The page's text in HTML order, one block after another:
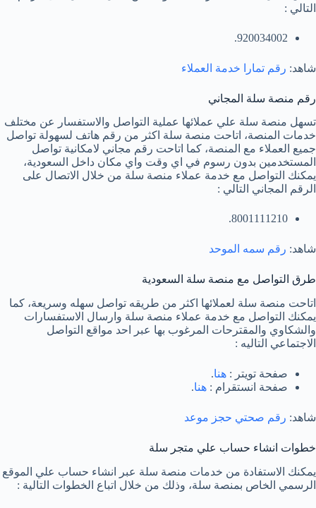
التالي :
920034002.
شاهد: رقم تمارا خدمة العملاء
رقم منصة سلة المجاني
تسهل منصة سلة علي عملائها عملية التواصل والاستفسار عن مختلف
خدمات المنصة، اتاحت منصة سلة اكثر من رقم هاتف لسهولة تواصل
جميع العملاء مع المنصة، كما اتاحت رقم مجاني لامكانية تواصل
المستخدمين بدون رسوم في اي وقت واي مكان داخل السعودية،
يمكنك التواصل مع خدمة عملاء منصة سلة من خلال الاتصال على
الرقم المجاني التالي :
8001111210.
شاهد: رقم سمه الموحد
طرق التواصل مع منصة سلة السعودية
اتاحت منصة سلة لعملائها اكثر من طريقه تواصل سهله وسريعة، كما
يمكنك التواصل مع خدمة عملاء منصة سلة وارسال الاستفسارات
والشكاوي والمقترحات المرغوب بها عبر احد مواقع التواصل
الاجتماعي التاليه :
صفحة تويتر : هنا.
صفحة انستقرام : هنا.
شاهد: رقم صحتي حجز موعد
خطوات انشاء حساب علي متجر سلة
يمكنك الاستفادة من خدمات منصة سلة عبر انشاء حساب علي الموقع
الرسمي الخاص بمنصة سلة، وذلك من خلال اتباع الخطوات التالية :